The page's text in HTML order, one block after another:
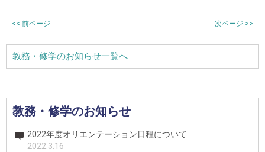
<< 前ページ 次ページ >>
教務・修学のお知らせ一覧へ
教務・修学のお知らせ
2022年度オリエンテーション日程について
2022.3.16